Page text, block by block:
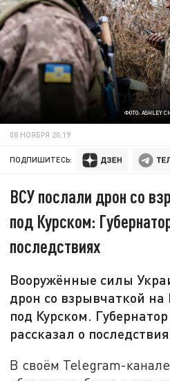
ФОТО: ASHLEY
08 НОЯБРЯ 20:19
ПОДПИШИТЕСЬ:
ВСУ послали дрон со
под Курском:
последствиях
Вооружённые силы
дрон со взрывчаткой
под Курском.
рассказал о
В своём Telegram-канале